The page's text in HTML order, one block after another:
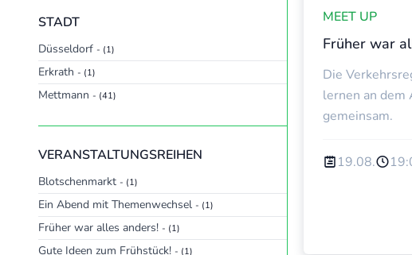
STADT
Düsseldorf - (1)
Erkrath - (1)
Mettmann - (41)
VERANSTALTUNGSREIHEN
Blotschenmarkt - (1)
Ein Abend mit Themenwechsel - (1)
Früher war alles anders! - (1)
Gute Ideen zum Frühstück! - (1)
MEET UP
Früher war
Die
lernen an dem
gemeinsam.
19.08.